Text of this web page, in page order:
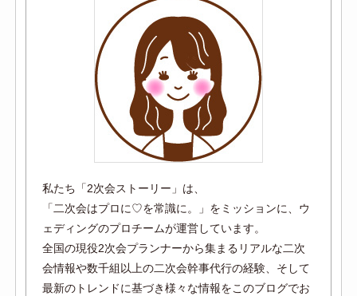
私たち「2次会ストーリー」は、
「二次会はプロに♡を常識に。」をミッションに、ウ
ェディングのプロチームが運営しています。
全国の現役2次会プランナーから集まるリアルな二次
会情報や数千組以上の二次会幹事代行の経験、そして
最新のトレンドに基づき様々な情報をこのブログでお